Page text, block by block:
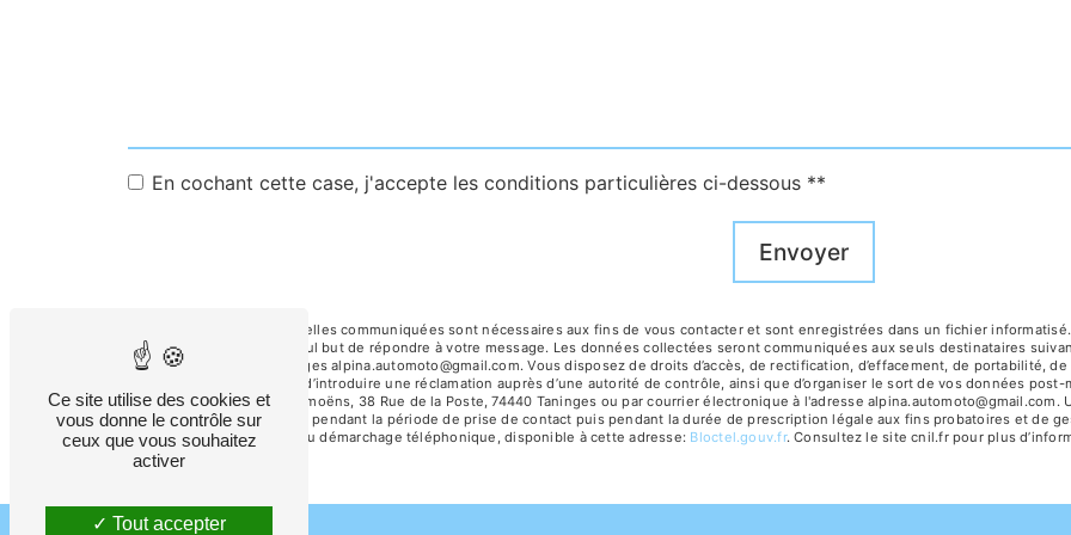
En cochant cette case, j'accepte les conditions particulières ci-dessous **
Envoyer
** Les données personnelles communiquées sont nécessaires aux fins de vous contacter et sont enregistrées dans un fichier
sous-traitants dans le seul but de répondre à votre message. Les données collectées seront communiquées aux seuls destinataires
de la Poste, 74440 Taninges alpina.automoto@gmail.com. Vous disposez de droits d’accès, de rectification, d’effacement, de portabilité,
tout moment et du droit d’introduire une réclamation auprès d’une autorité de contrôle, ainsi que d’organiser le sort de vos données
l'adresse 38 Route de Samoëns, 38 Rue de la Poste, 74440 Taninges ou par courrier électronique à l'adresse
conservons vos données pendant la période de prise de contact puis pendant la durée de prescription légale aux fins probatoires et de
sur la liste d'opposition au démarchage téléphonique, disponible à cette adresse:
Bloctel.gouv.fr. Consultez le site cnil.fr pour plus
Ce site utilise des cookies et
vous donne le contrôle sur
ceux que vous souhaitez
activer
Tout accepter